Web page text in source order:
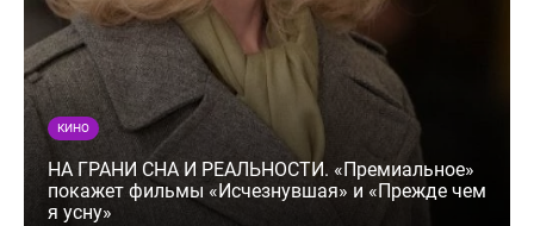
КИНО
НА ГРАНИ СНА И РЕАЛЬНОСТИ. «Премиальное»
покажет фильмы «Исчезнувшая» и «Прежде чем
я усну»